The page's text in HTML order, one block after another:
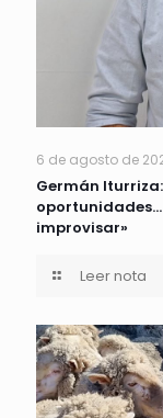
6 de agosto de
Germán
improvisar»
Leer nota